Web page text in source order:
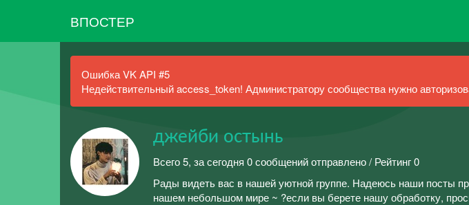
ВПОСТЕР
Ошибка VK API #5
Недействительный access_token! Администратору сообщества нужно
джейби остынь
Всего 5, за сегодня 0 сообщений отправлено / Рейтинг 0
Рады видеть вас в нашей уютной группе. Надеюсь наши посты
нашем небольшом мире ~ ?если вы берете нашу обработку,